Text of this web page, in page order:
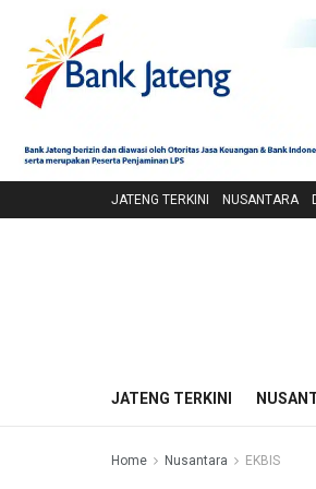
JATENG TERKINI NUSANTARA
JATENG TERKINI
Home Nusantara EKBIS